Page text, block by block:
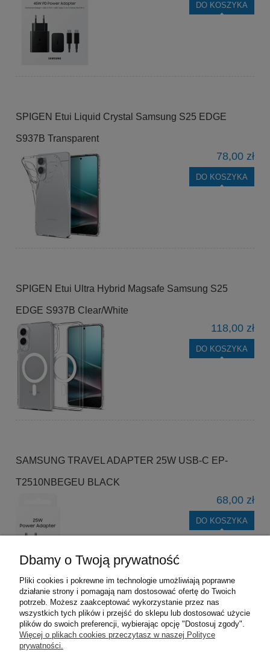
DO KOSZYKA
SPIGEN Etui Liquid Crystal Samsung S25 EDGE
S937B Transparent
78,00 zł
DO KOSZYKA
SPIGEN Etui Ultra Hybrid Magsafe Samsung S25
EDGE S937B Clear/White
118,00 zł
DO KOSZYKA
SAMSUNG TRAVEL ADAPTER 25W USB-C EP-
T2510NBEGEU BLACK
68,00 zł
DO KOSZYKA
Pomoc
Dbamy o Twoją prywatność
Pliki cookies i pokrewne im technologie umożliwiają poprawne
działanie strony i pomagają nam dostosować ofertę do Twoich
potrzeb. Możesz zaakceptować wykorzystanie przez nas
wszystkich tych plików i przejść do sklepu lub dostosować użycie
plików do swoich preferencji, wybierając opcję "Dostosuj zgody".
Więcej o plikach cookies przeczytasz w naszej Polityce
prywatności.